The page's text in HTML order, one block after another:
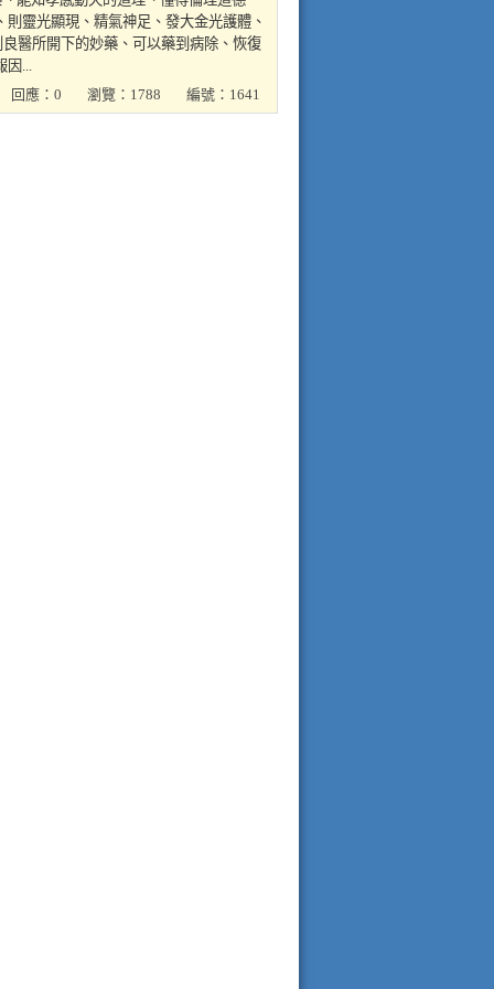
靈光顯現、精氣神足、發大金光護體、
醫所開下的妙藥、可以藥到病除、恢復
因...
編號：1641
瀏覽：1788
回應：0